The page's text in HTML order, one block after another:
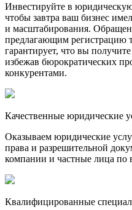
Инвестируйте в
чтобы завтра ваш бизнес
и масштабирования.
предлагающим регистрацию
гарантирует, что вы
избежав бюрократических
конкурентами.
Качественные юридические
Оказываем юридические
права и разрешительной
компании и частные лица по
Квалифицированные